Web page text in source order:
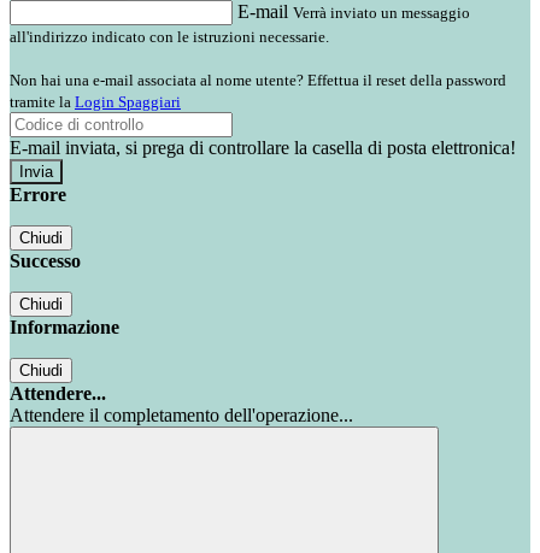
E-mail Verrà inviato un messaggio
all'indirizzo indicato con le istruzioni necessarie.
Non hai una e-mail associata al nome utente? Effettua il reset della password
tramite la Login Spaggiari
E-mail inviata, si prega di controllare la casella di posta elettronica!
Errore
Chiudi
Successo
Chiudi
Informazione
Chiudi
Attendere...
Attendere il completamento dell'operazione...